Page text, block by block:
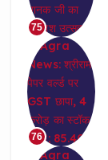
75
76